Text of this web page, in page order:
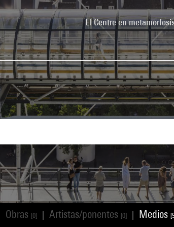
El Centre en
Obras [0] Artistas/ponentes [0] Medios